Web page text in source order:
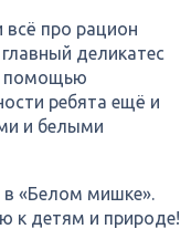
про рацион
деликатес
помощью
ребята ещё и
и белыми
«Белом мишке».
к детям и природе!